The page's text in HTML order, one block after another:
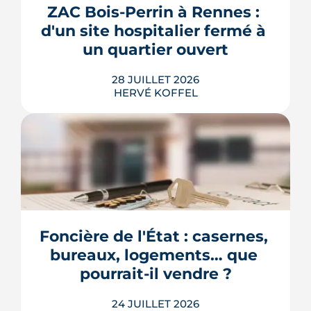
premier coup de crayon. Ce guide
passe en revue les cas où le permis
s'impose, le dépôt en ligne et les délai...
LIRE L'ARTICLE
ZAC Bois-Perrin à Rennes :
d'un site hospitalier fermé à
un quartier ouvert
28 JUILLET 2026
HERVÉ KOFFEL
Longtemps clos derrière les murs de
l'hôpital Guillaume-Régnier, le Bois-
Perrin s'ouvre enfin sur la ville. La
redessinera tout un pan du quartier
Jeanne-d'Arc jusqu'en 2030.
LIRE L'ARTICLE
Foncière de l'État : casernes,
bureaux, logements… que
pourrait-il vendre ?
24 JUILLET 2026